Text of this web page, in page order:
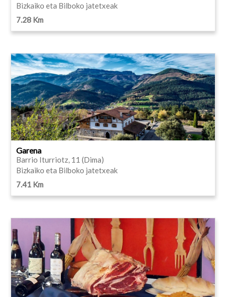
Bizkaiko eta Bilboko jatetxeak
7.28 Km
Garena
Barrio Iturriotz, 11 (Dima)
Bizkaiko eta Bilboko jatetxeak
7.41 Km